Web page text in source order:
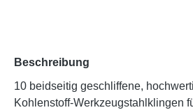
Beschreibung
10 beidseitig geschliffene,
Kohlenstoff-Werkzeugstahlklingen